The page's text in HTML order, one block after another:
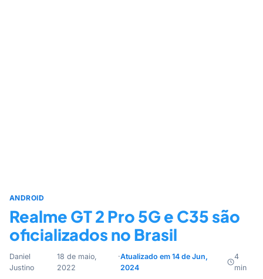
ANDROID
Realme GT 2 Pro 5G e C35 são
oficializados no Brasil
Daniel
Justino
18 de maio,
2022
·Atualizado em 14 de Jun,
2024
4
min